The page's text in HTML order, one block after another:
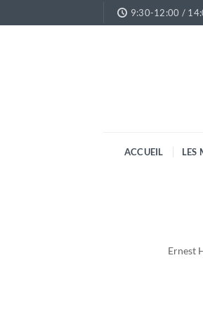
au
9:30-12:00 /
ACCUEIL LES
Ernest